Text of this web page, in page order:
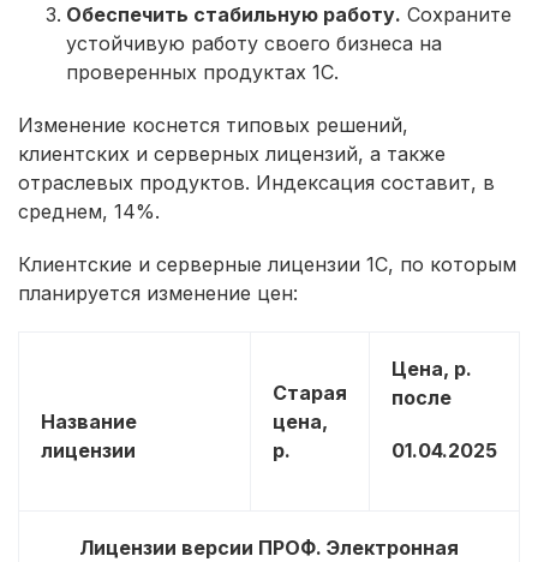
Обеспечить стабильную работу. Сохраните
устойчивую работу своего бизнеса на
проверенных продуктах 1С.
Изменение коснется типовых решений,
клиентских и серверных лицензий, а также
отраслевых продуктов. Индексация составит, в
среднем, 14%.
Клиентские и серверные лицензии 1С, по которым
планируется изменение цен:
Название
лицензии
Старая
цена,
р.
Цена, р.
после
01.04.2025
Лицензии версии ПРОФ. Электронная